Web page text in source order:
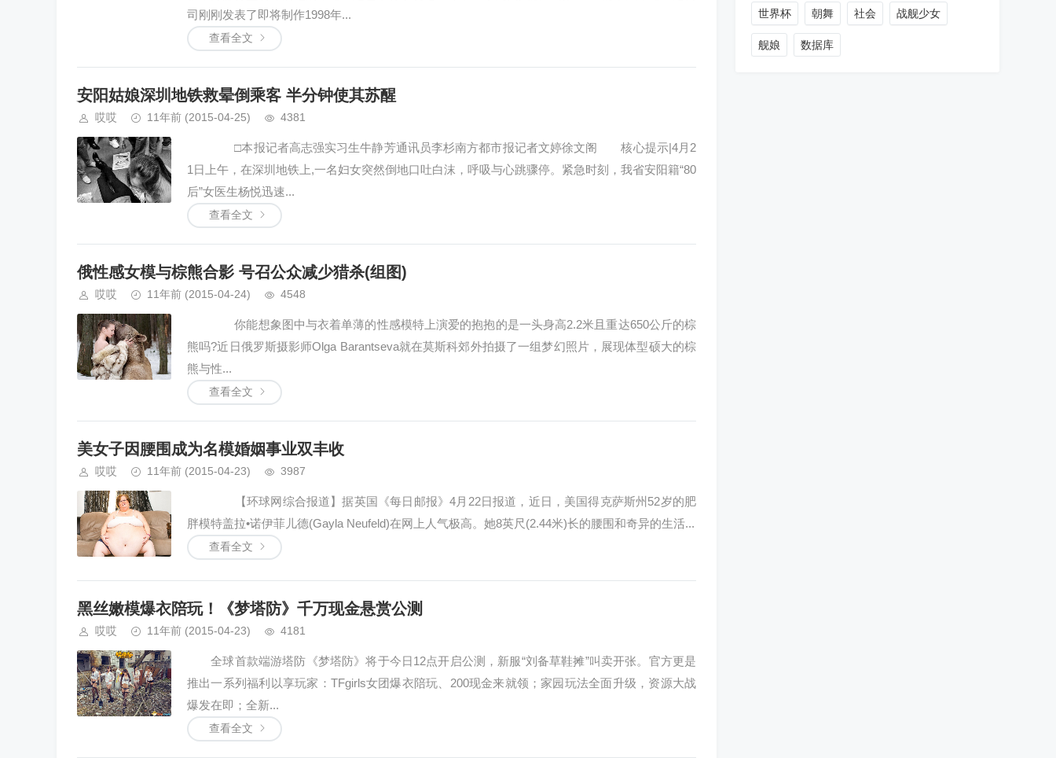
司刚刚发表了即将制作1998年...
查看全文
安阳姑娘深圳地铁救晕倒乘客 半分钟使其苏醒
哎哎 11年前 (2015-04-25) 4381
□本报记者高志强实习生牛静芳通讯员李杉南方都市报记者文婷徐文阁 核心提示|4月2
1日上午，在深圳地铁上,一名妇女突然倒地口吐白沫，呼吸与心跳骤停。紧急时刻，我省安阳籍“80
后”女医生杨悦迅速...
查看全文
俄性感女模与棕熊合影 号召公众减少猎杀(组图)
哎哎 11年前 (2015-04-24) 4548
你能想象图中与衣着单薄的性感模特上演爱的抱抱的是一头身高2.2米且重达650公斤的棕
熊吗?近日俄罗斯摄影师Olga Barantseva就在莫斯科郊外拍摄了一组梦幻照片，展现体型硕大的棕
熊与性...
查看全文
美女子因腰围成为名模婚姻事业双丰收
哎哎 11年前 (2015-04-23) 3987
【环球网综合报道】据英国《每日邮报》4月22日报道，近日，美国得克萨斯州52岁的肥
胖模特盖拉•诺伊菲儿德(Gayla Neufeld)在网上人气极高。她8英尺(2.44米)长的腰围和奇异的生活...
查看全文
黑丝嫩模爆衣陪玩！《梦塔防》千万现金悬赏公测
哎哎 11年前 (2015-04-23) 4181
全球首款端游塔防《梦塔防》将于今日12点开启公测，新服“刘备草鞋摊”叫卖开张。官方更是
推出一系列福利以享玩家：TFgirls女团爆衣陪玩、200现金来就领；家园玩法全面升级，资源大战
爆发在即；全新...
查看全文
世界杯 朝舞 社会 战舰少女
舰娘 数据库